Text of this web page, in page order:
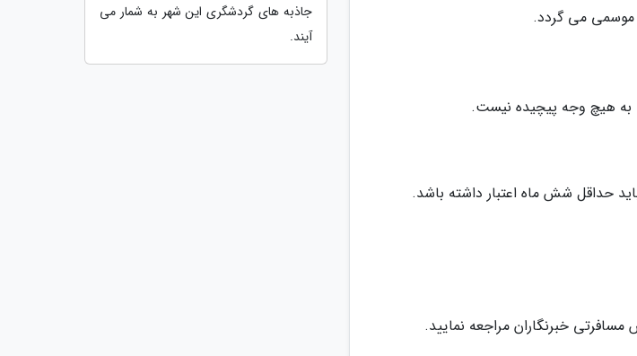
موسمی می گردد.
به هیچ وجه پیچیده نیست.
حداقل شش ماه اعتبار داشته باشد.
مسافرتی خبرنگاران مراجعه نمایید.
جاذبه های گردشگری این شهر به شمار می
آیند.